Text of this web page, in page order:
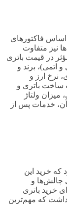
فاکتورهای
نیز متفاوت
در قیمت باتری
اتمی)، برند و
نرخ ارز و
ساخت باتری و
ولتاژ
آن، خدمات پس از
که خرید این
چالش‌ها و
خرید باتری
داشت که مهم‌ترین